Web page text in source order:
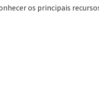
os principais